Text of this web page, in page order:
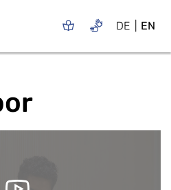
DE EN